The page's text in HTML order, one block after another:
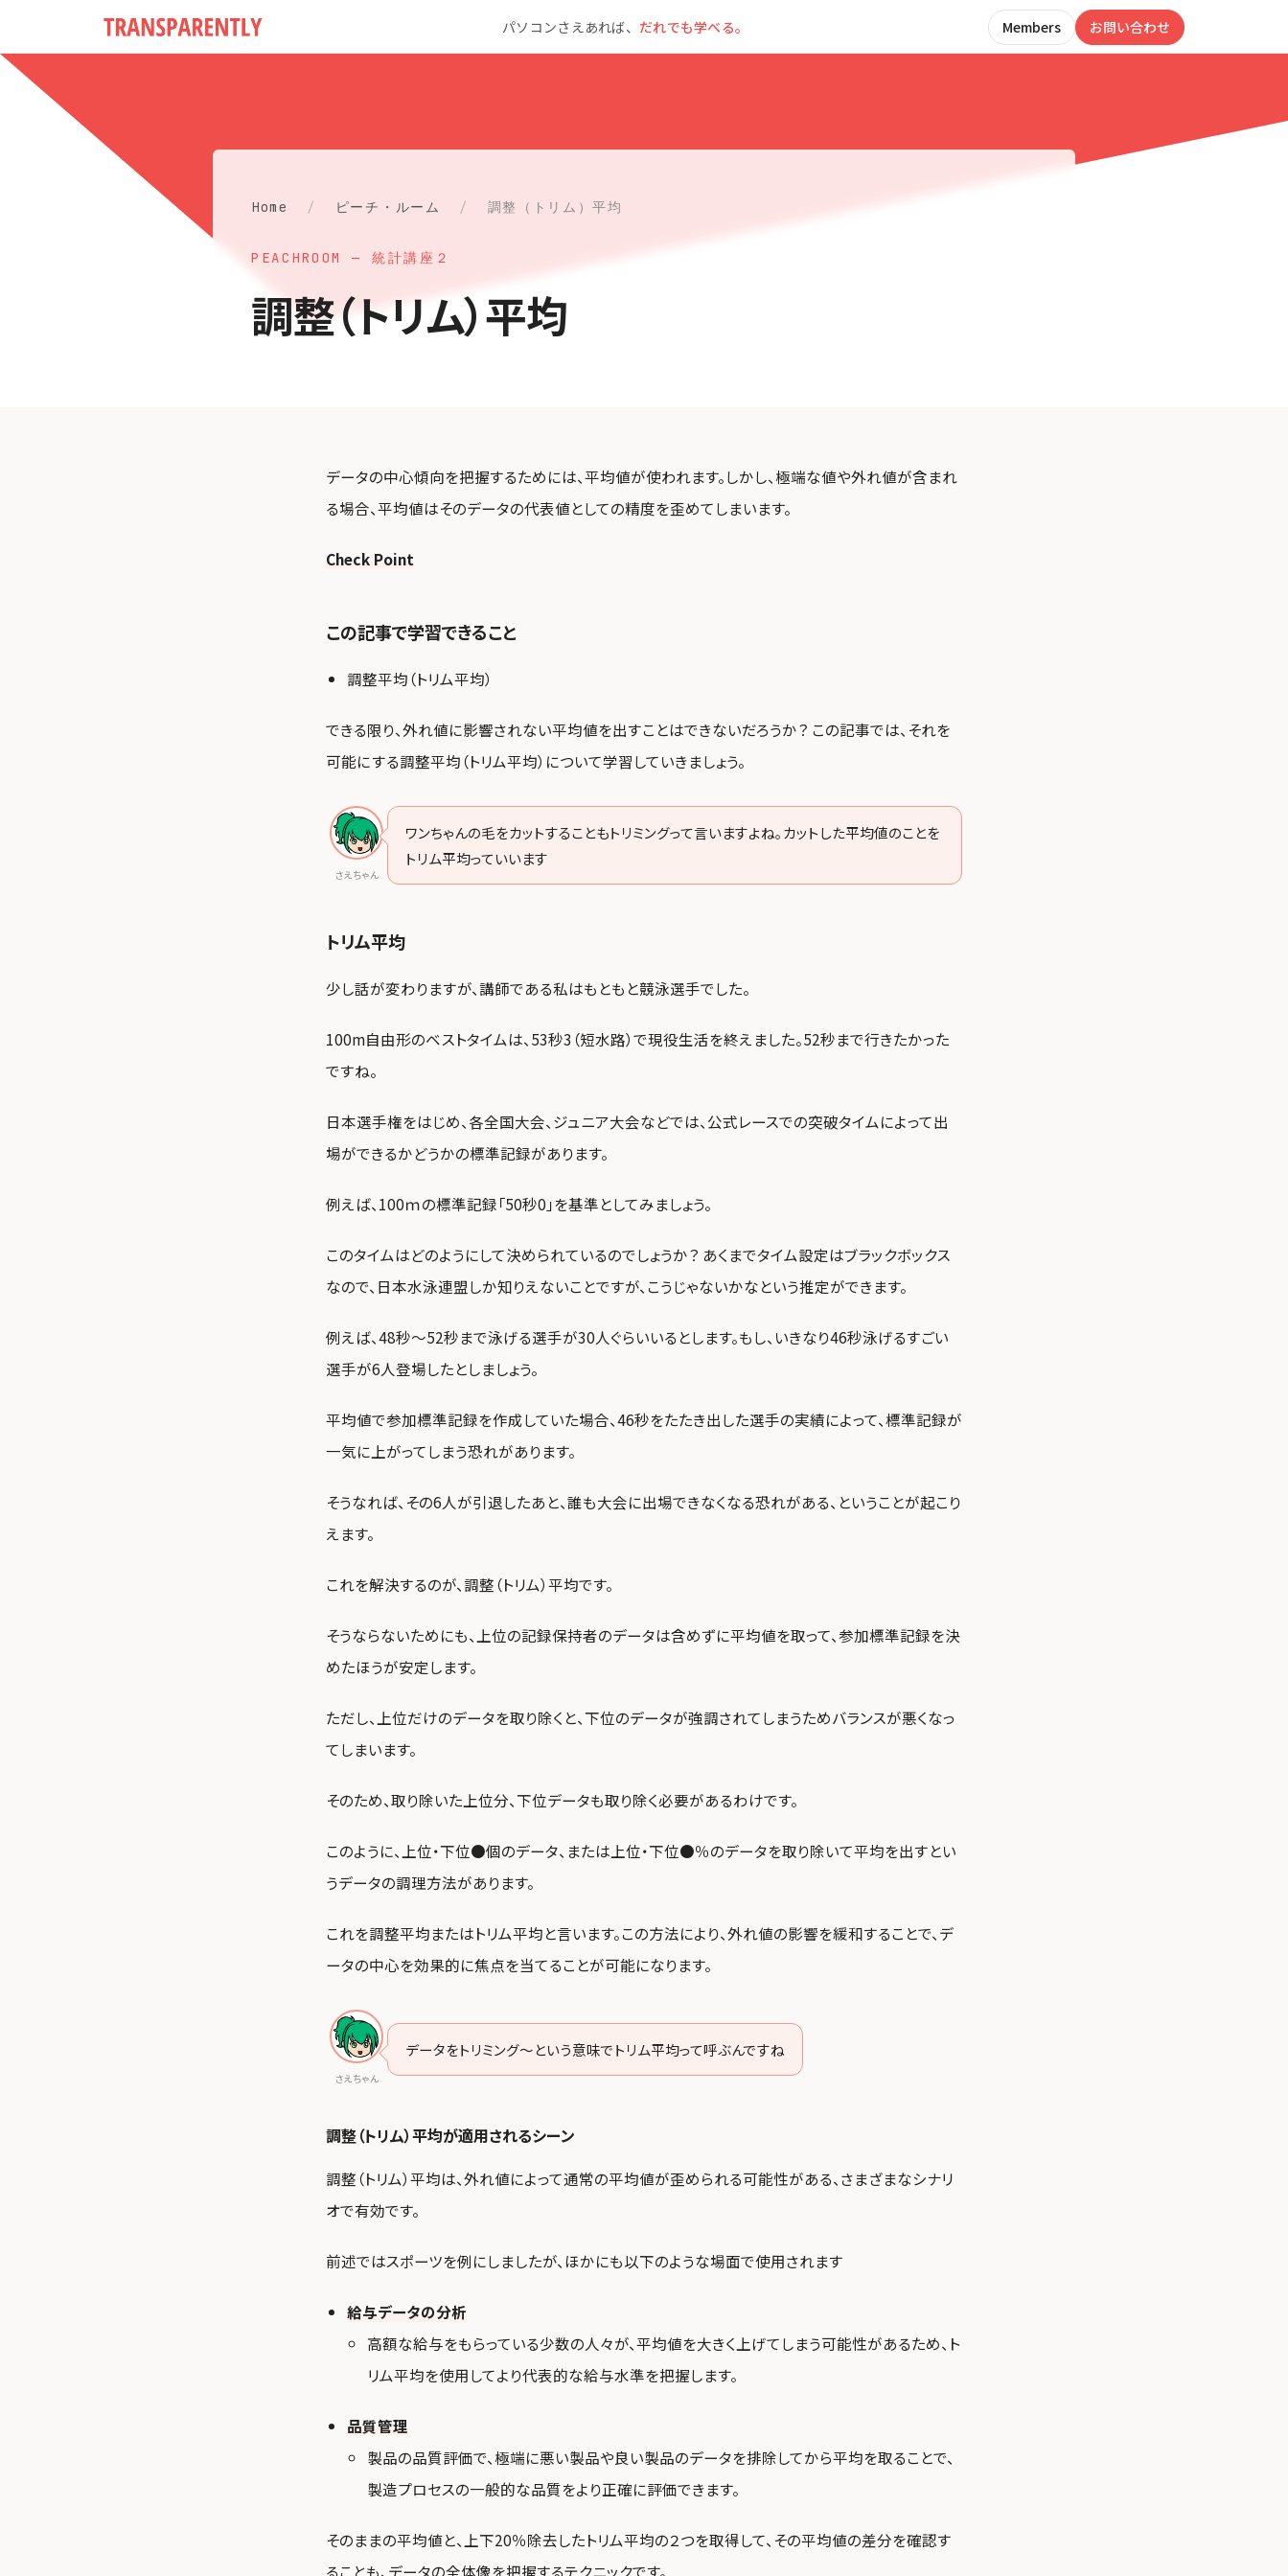
パソコンさえあれば、 だれでも学べる。 Members お問い合わせ
Home / ピーチ・ルーム / 調整（トリム）平均
PEACHROOM — 統計講座２
調整（トリム）平均
データの中心傾向を把握するためには、平均値が使われます。しかし、極端な値や外れ値が含まれ
る場合、平均値はそのデータの代表値としての精度を歪めてしまいます。
Check Point
この記事で学習できること
調整平均（トリム平均）
できる限り、外れ値に影響されない平均値を出すことはできないだろうか？ この記事では、それを
可能にする調整平均（トリム平均）について学習していきましょう。
さえちゃん
ワンちゃんの毛をカットすることもトリミングって言いますよね。カットした平均値のことを
トリム平均っていいます
トリム平均
少し話が変わりますが、講師である私はもともと競泳選手でした。
100m自由形のベストタイムは、53秒3（短水路）で現役生活を終えました。52秒まで行きたかった
ですね。
日本選手権をはじめ、各全国大会、ジュニア大会などでは、公式レースでの突破タイムによって出
場ができるかどうかの標準記録があります。
例えば、100ｍの標準記録「50秒0」を基準としてみましょう。
このタイムはどのようにして決められているのでしょうか？ あくまでタイム設定はブラックボックス
なので、日本水泳連盟しか知りえないことですが、こうじゃないかなという推定ができます。
例えば、48秒～52秒まで泳げる選手が30人ぐらいいるとします。もし、いきなり46秒泳げるすごい
選手が6人登場したとしましょう。
平均値で参加標準記録を作成していた場合、46秒をたたき出した選手の実績によって、標準記録が
一気に上がってしまう恐れがあります。
そうなれば、その6人が引退したあと、誰も大会に出場できなくなる恐れがある、ということが起こり
えます。
これを解決するのが、調整（トリム）平均です。
そうならないためにも、上位の記録保持者のデータは含めずに平均値を取って、参加標準記録を決
めたほうが安定します。
ただし、上位だけのデータを取り除くと、下位のデータが強調されてしまうためバランスが悪くなっ
てしまいます。
そのため、取り除いた上位分、下位データも取り除く必要があるわけです。
このように、上位・下位●個のデータ、または上位・下位●％のデータを取り除いて平均を出すとい
うデータの調理方法があります。
これを調整平均またはトリム平均と言います。この方法により、外れ値の影響を緩和することで、デ
ータの中心を効果的に焦点を当てることが可能になります。
さえちゃん
データをトリミング～という意味でトリム平均って呼ぶんですね
調整（トリム）平均が適用されるシーン
調整（トリム）平均は、外れ値によって通常の平均値が歪められる可能性がある、さまざまなシナリ
オで有効です。
前述ではスポーツを例にしましたが、ほかにも以下のような場面で使用されます
給与データの分析
高額な給与をもらっている少数の人々が、平均値を大きく上げてしまう可能性があるため、ト
リム平均を使用してより代表的な給与水準を把握します。
品質管理
製品の品質評価で、極端に悪い製品や良い製品のデータを排除してから平均を取ることで、
製造プロセスの一般的な品質をより正確に評価できます。
そのままの平均値と、上下20％除去したトリム平均の２つを取得して、その平均値の差分を確認す
ることも、データの全体像を把握するテクニックです。